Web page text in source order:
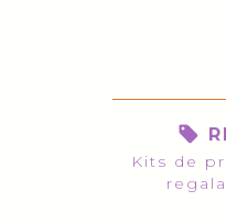
Kits de